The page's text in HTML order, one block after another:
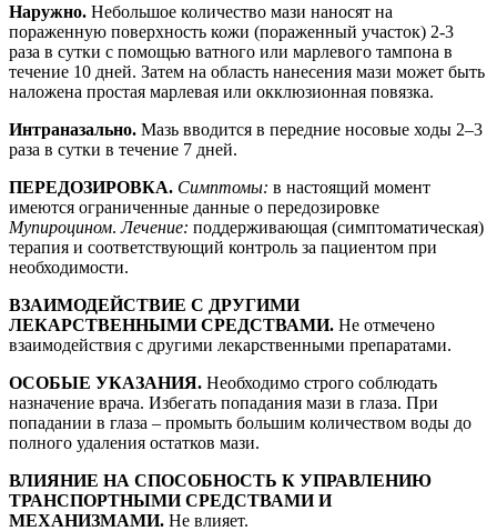
Наружно. Небольшое количество мази наносят на
пораженную поверхность кожи (пораженный участок) 2-3
раза в сутки с помощью ватного или марлевого тампона в
течение 10 дней. Затем на область нанесения мази может быть
наложена простая марлевая или окклюзионная повязка.
Интраназально. Мазь вводится в передние носовые ходы 2–3
раза в сутки в течение 7 дней.
ПЕРЕДОЗИРОВКА. Симптомы: в настоящий момент
имеются ограниченные данные о передозировке
Мупироцином. Лечение: поддерживающая (симптоматическая)
терапия и соответствующий контроль за пациентом при
необходимости.
ВЗАИМОДЕЙСТВИЕ С ДРУГИМИ
ЛЕКАРСТВЕННЫМИ СРЕДСТВАМИ. Не отмечено
взаимодействия с другими лекарственными препаратами.
ОСОБЫЕ УКАЗАНИЯ. Необходимо строго соблюдать
назначение врача. Избегать попадания мази в глаза. При
попадании в глаза – промыть большим количеством воды до
полного удаления остатков мази.
ВЛИЯНИЕ НА СПОСОБНОСТЬ К УПРАВЛЕНИЮ
ТРАНСПОРТНЫМИ СРЕДСТВАМИ И
МЕХАНИЗМАМИ. Не влияет.